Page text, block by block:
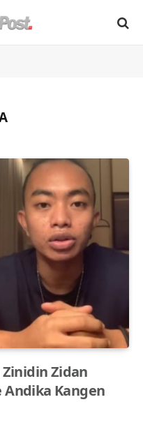
Zinidin Zidan
Kangen